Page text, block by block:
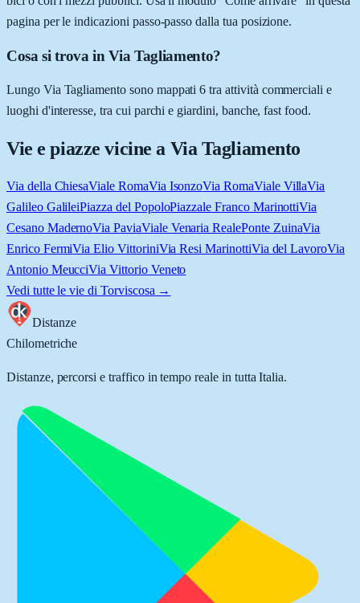
pagina per le indicazioni passo-passo dalla tua posizione.
Cosa si trova in Via Tagliamento?
Lungo Via Tagliamento sono mappati 6 tra attività commerciali e
luoghi d'interesse, tra cui parchi e giardini, banche, fast food.
Vie e piazze vicine a Via Tagliamento
Via della ChiesaViale RomaVia IsonzoVia RomaViale VillaVia
Galileo GalileiPiazza del PopoloPiazzale Franco MarinottiVia
Cesano MadernoVia PaviaViale Venaria RealePonte ZuinaVia
Enrico FermiVia Elio VittoriniVia Resi MarinottiVia del LavoroVia
Antonio MeucciVia Vittorio Veneto
Vedi tutte le vie di Torviscosa →
Distanze
Chilometriche
Distanze, percorsi e traffico in tempo reale in tutta Italia.